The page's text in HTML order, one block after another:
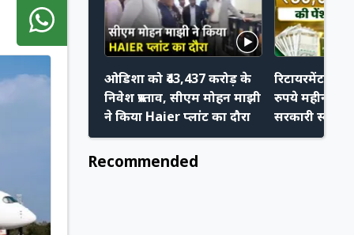
ओडिशा को ₹43,437 करोड़ के
निवेश प्रस्ताव, सीएम मोहन माझी
ने किया Haier प्लांट का दौरा
रिटायरमेंट के
रुपये महीना
सरकारी स्कीम
Recommended